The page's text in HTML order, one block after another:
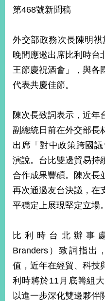
價
外
交
經
濟
不
海
和
平
護
照
回
頁
站
導
覽
關
於
本
部
新
第468號新聞稿
外交部政務次長陳明
晚間應邀出席比利時台
王節慶祝酒會」，與各
代表共慶佳節。
陳次長致詞表示，近年
副總統日前在外交部長
出席「對中政策跨國
演說。台比雙邊貿易持
合作成果豐碩。陳次長
再次通過友台決議，在
平穩定上展現堅定立場。
比利時台北辦事
Branders）致詞指出
值，近年在經貿、科技
利時將於11月底籌組
以進一步深化雙邊夥伴